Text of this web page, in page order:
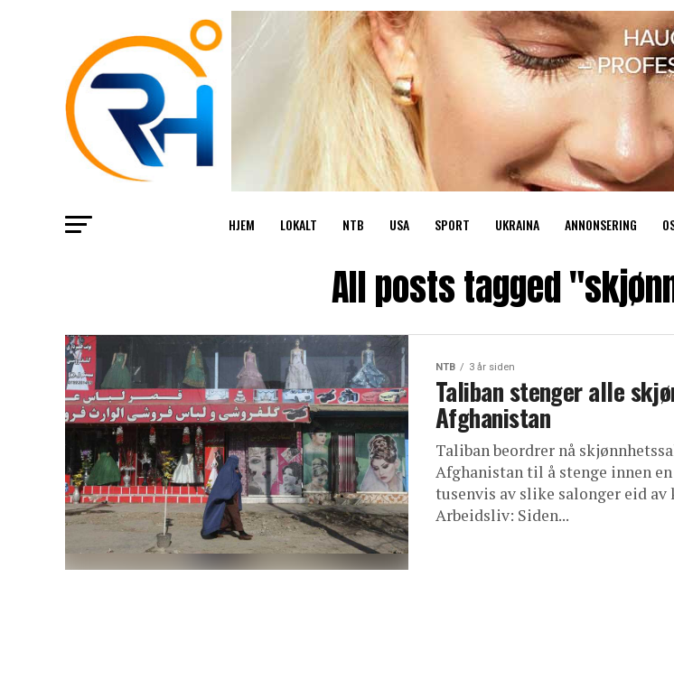
HJEM LOKALT NTB USA SPORT UKRAINA ANNONSERING
All posts tagged
NTB 3 år siden
Taliban stenger alle
Afghanistan
Taliban beordrer nå
Afghanistan til å stenge innen
tusenvis av slike salonger eid
Arbeidsliv: Siden...